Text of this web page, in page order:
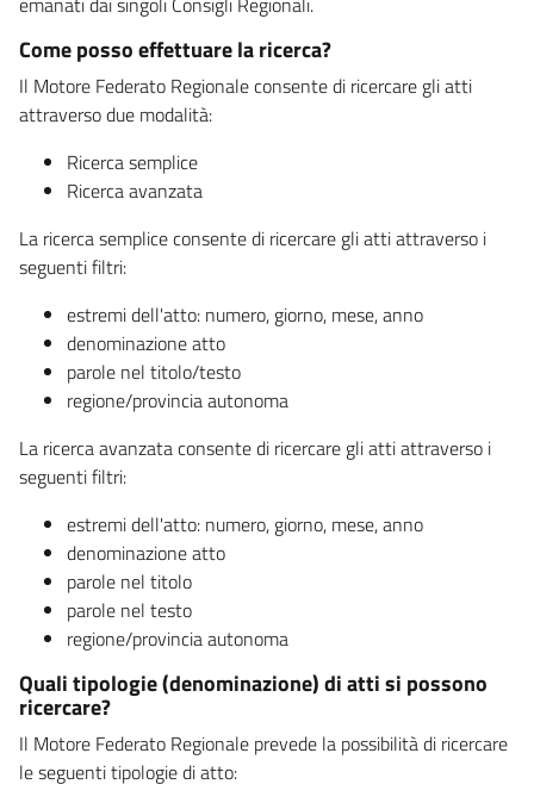
Come posso effettuare la ricerca?
Il Motore Federato Regionale consente di ricercare gli atti
attraverso due modalità:
Ricerca semplice
Ricerca avanzata
La ricerca semplice consente di ricercare gli atti attraverso i
seguenti filtri:
estremi dell'atto: numero, giorno, mese, anno
denominazione atto
parole nel titolo/testo
regione/provincia autonoma
La ricerca avanzata consente di ricercare gli atti attraverso i
seguenti filtri:
estremi dell'atto: numero, giorno, mese, anno
denominazione atto
parole nel titolo
parole nel testo
regione/provincia autonoma
Quali tipologie (denominazione) di atti si possono
ricercare?
Il Motore Federato Regionale prevede la possibilità di ricercare
le seguenti tipologie di atto: